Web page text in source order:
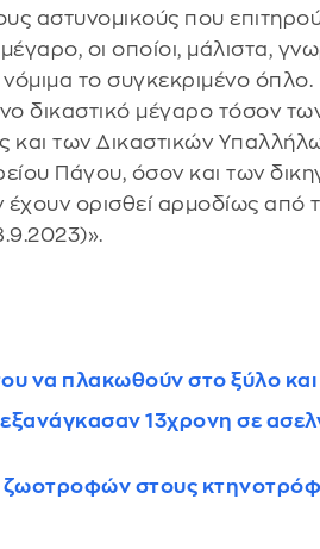
αστυνομικούς που
οι οποίοι, μάλιστα,
το συγκεκριμένο όπλο.
δικαστικό μέγαρο τόσον
και των Δικαστικών
Πάγου, όσον και των
έχουν ορισθεί αρμοδίως από
να πλακωθούν στο ξύλο
13χρονη σε
ζωοτροφών στους